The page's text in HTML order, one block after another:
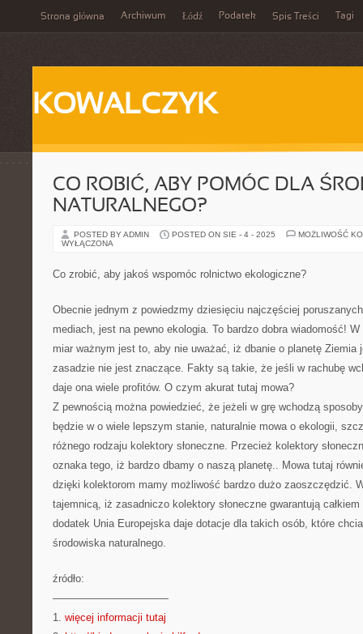
Strona główna Archiwum Łódź Podatek Spis Treści Tagi
KOWALCZYK
CO ROBIĆ, ABY POMÓC DLA
NATURALNEGO?
POSTED BY ADMIN POSTED ON SIE - 4 - 2025
MOŻLIWOŚĆ
WYŁĄCZONA
Co zrobić, aby jakoś wspomóc rolnictwo ekologiczne?
Obecnie jednym z powiedzmy dziesięciu najczęściej
mediach, jest na pewno ekologia. To bardzo dobra wiadomość!
miar ważnym jest to, aby nie uważać, iż dbanie o planetę Ziemia
zasadzie nie jest znaczące. Fakty są takie, że jeśli w rachubę
daje ona wiele profitów. O czym akurat tutaj mowa?
Z pewnością można powiedzieć, że jeżeli w grę wchodzą
będzie w o wiele lepszym stanie, naturalnie mowa o ekologii,
różnego rodzaju kolektory słoneczne. Przecież kolektory
oznaka tego, iż bardzo dbamy o naszą planetę.. Mowa tutaj
dzięki kolektorom mamy możliwość bardzo dużo zaoszczędzić.
tajemnicą, iż zasadniczo kolektory słoneczne gwarantują
dodatek Unia Europejska daje dotacje dla takich osób, które
środowiska naturalnego.
źródło:
———————————
1. więcej informacji tutaj